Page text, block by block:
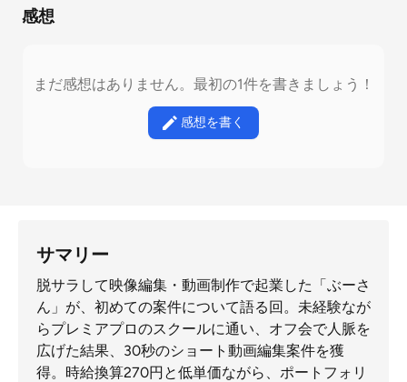
感想
まだ感想はありません。最初の1件を書きましょう！
感想を書く
サマリー
脱サラして映像編集・動画制作で起業した「ぶーさ
ん」が、初めての案件について語る回。未経験なが
らプレミアプロのスクールに通い、オフ会で人脈を
広げた結果、30秒のショート動画編集案件を獲
得。時給換算270円と低単価ながら、ポートフォリ